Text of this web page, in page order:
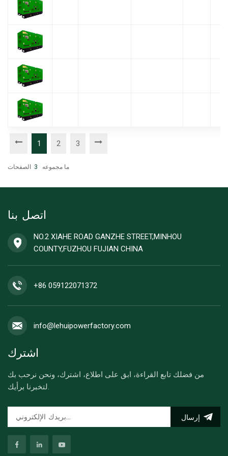
1 2 3
ما مجموعه 3 الصفحات
اتصل بنا
NO.2 XIAHE ROAD GANZHE STREET,MINHOU
COUNTY,FUZHOU FUJIAN CHINA
+86 059122071372
info@lehuipowerfactory.com
اشترك
من فضلك تابع القراءة، ابق على اطلاع، اشترك، ونحن نرحب بك
لتخبرنا برأيك.
إرسال